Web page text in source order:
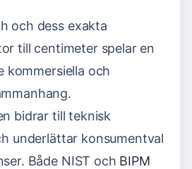
och dess exakta
till centimeter spelar en
kommersiella och
bidrar till teknisk
underlättar konsumentval
Både NIST och BIPM